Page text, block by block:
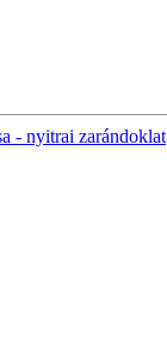
- nyitrai zarándoklat